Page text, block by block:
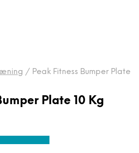
/ Peak Fitness Bumper Plate
Plate 10 Kg